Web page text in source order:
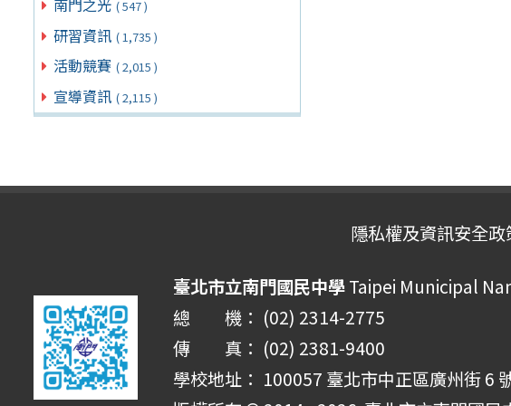
南門之光 ( 547 )
研習資訊 ( 1,735 )
活動競賽 ( 2,015 )
宣導資訊 ( 2,115 )
隱私權及資訊安全政
臺北市立南門國民中學Taipei Municipal
總 機： (02) 2314-2775
傳 真： (02) 2381-9400
學校地址： 100057 臺北市中正區廣州街 6